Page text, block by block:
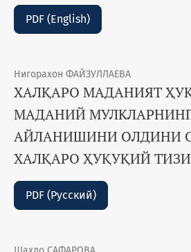
PDF (English)
Нигорахон ФАЙЗУЛЛАЕВА
ХАЛҚАРО МАДАНИЯТ
МАДАНИЙ
АЙЛАНИШИНИ ОЛДИНИ
ХАЛҚАРО ҲУҚУҚИЙ
PDF (Русский)